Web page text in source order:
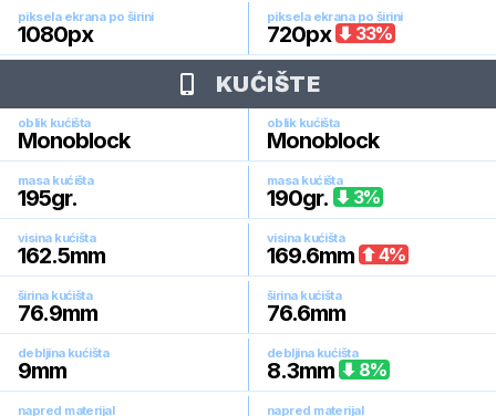
piksela ekrana po širini
1080px
piksela ekrana po širini
720px 33%
KUĆIŠTE
oblik kućišta
Monoblock
oblik kućišta
Monoblock
masa kućišta
195gr.
masa kućišta
190gr. 3%
visina kućišta
162.5mm
visina kućišta
169.6mm 4%
širina kućišta
76.9mm
širina kućišta
76.6mm
debljina kućišta
9mm
debljina kućišta
8.3mm 8%
napred materijal napred materijal